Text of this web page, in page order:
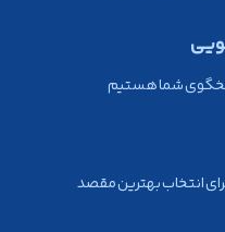
سامانه سازمان امور
شما هستیم
انتخاب بهترین مقصد